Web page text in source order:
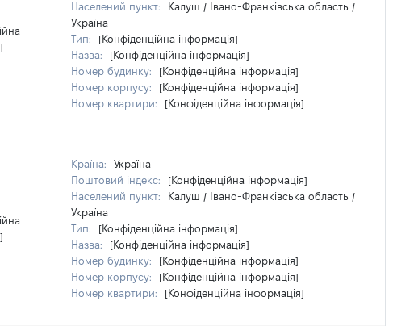
Населений пункт:
Калуш / Івано-Франківська область /
Україна
Тип:
[Конфіденційна інформація]
Назва:
[Конфіденційна інформація]
Номер будинку:
[Конфіденційна інформація]
Номер корпусу:
[Конфіденційна інформація]
Номер квартири:
[Конфіденційна інформація]
Країна:
Україна
Поштовий індекс:
[Конфіденційна інформація]
Населений пункт:
Калуш / Івано-Франківська область /
Україна
Тип:
[Конфіденційна інформація]
Назва:
[Конфіденційна інформація]
Номер будинку:
[Конфіденційна інформація]
Номер корпусу:
[Конфіденційна інформація]
Номер квартири:
[Конфіденційна інформація]